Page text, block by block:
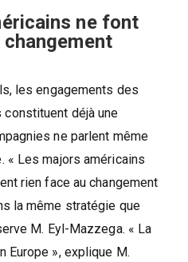
ne font
les engagements des
déjà une
ne parlent même
« Les majors américains
rien face au changement
la même stratégie que
M. Eyl-Mazzega. « La
», explique M.